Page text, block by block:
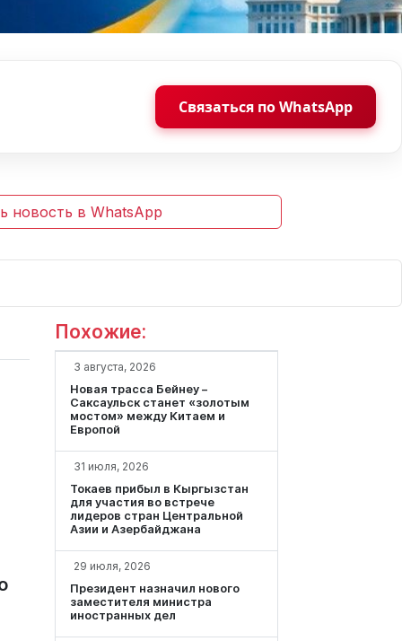
Связаться по WhatsApp
новость в WhatsApp
Похожие:
3 августа, 2026
Новая трасса Бейнеу –
Саксаульск станет «золотым
мостом» между Китаем и
Европой
31 июля, 2026
Токаев прибыл в Кыргызстан
для участия во встрече
лидеров стран Центральной
Азии и Азербайджана
29 июля, 2026
Президент назначил нового
заместителя министра
иностранных дел